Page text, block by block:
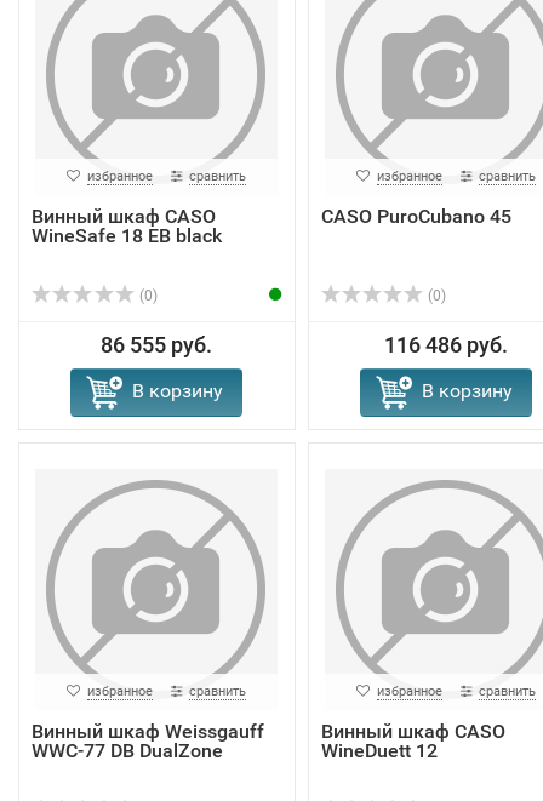
избранное сравнить
Винный шкаф CASO
WineSafe 18 EB black
(0)
86 555 руб.
В корзину
избранное сравнить
CASO PuroCubano 45
(0)
116 486 руб.
В корзину
избранное сравнить
Винный шкаф Weissgauff
WWC-77 DB DualZone
избранное сравнить
Винный шкаф CASO
WineDuett 12